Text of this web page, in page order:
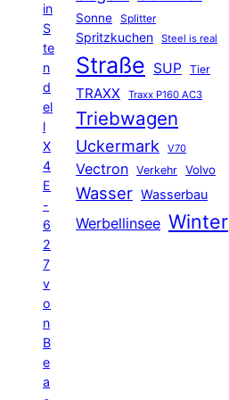
in
S
te
n
d
el
l
X
4
E
-
6
2
7
v
o
n
B
e
a
Sonne Splitter
Spritzkuchen Steel is real
Straße SUP Tier
TRAXX Traxx P160 AC3
Triebwagen
Uckermark V70
Vectron Verkehr Volvo
Wasser Wasserbau
Werbellinsee Winter